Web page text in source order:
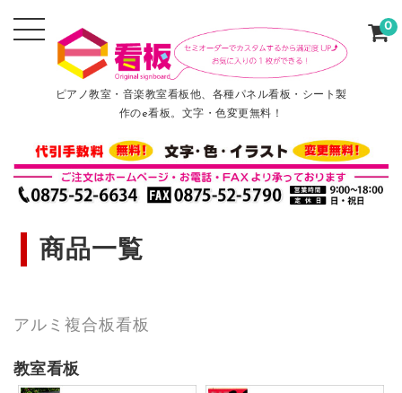
ピアノ教室・音楽教室看板他、各種パネル看板・シート製
作のe看板。文字・色変更無料！
0
商品一覧
アルミ複合板看板
教室看板